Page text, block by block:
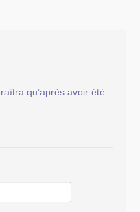
qu’après avoir été